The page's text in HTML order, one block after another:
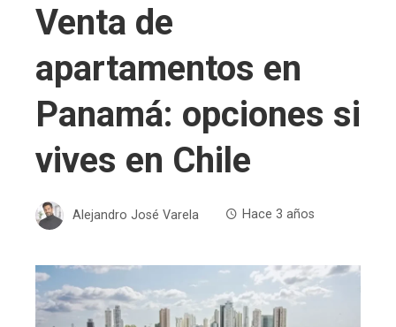
Venta de
apartamentos en
Panamá: opciones si
vives en Chile
Alejandro José Varela Hace 3 años